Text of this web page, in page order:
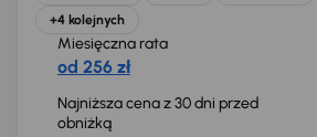
+4 kolejnych
Miesięczna rata
od 256 zł
Najniższa cena z 30 dni przed
obniżką